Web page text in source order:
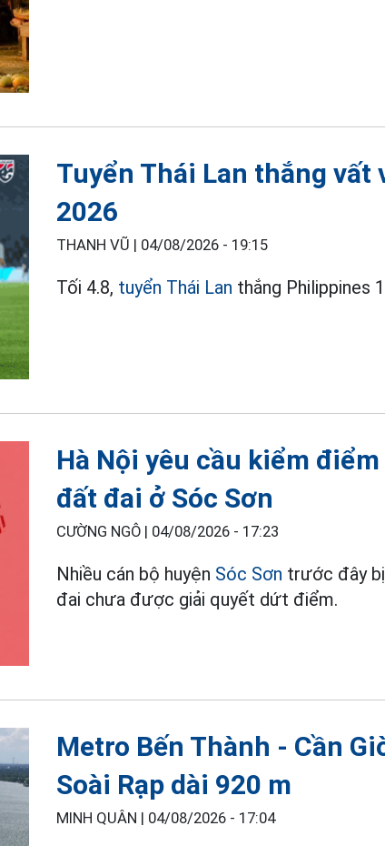
Tuyển Thái Lan thắng vất
2026
THANH VŨ | 04/08/2026 - 19:15
Tối 4.8, tuyển Thái Lan thắng Philippines
Hà Nội yêu cầu kiểm
đất đai ở Sóc Sơn
CƯỜNG NGÔ | 04/08/2026 - 17:23
Nhiều cán bộ huyện Sóc Sơn trước đây
đai chưa được giải quyết dứt điểm.
Metro Bến Thành - Cần
Soài Rạp dài 920 m
MINH QUÂN | 04/08/2026 - 17:04